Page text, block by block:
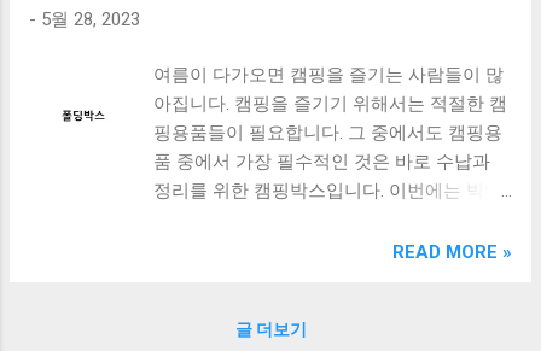
인해보세요. 추가할인 확인하기 상품 하나를 사더라도 종류
루투스키보드 같은 상품을 고를 때는 더 고민이 많을 수 밖에
없습니다. 다양한 상품들을 상세스펙 과 가격 을 꼼꼼히 비교
해서 구매하실 수 있도록 순위 추천 해드릴게요. 특가상품 보
러가기 추천상품 Best 유니콘 멀티페어링 스마트폰 태블릿
거치형 저소음 블루투스 키보드, BK-500SB, 일반형, 블랙 유
- 5월 28, 2023
여름이 다가오면 캠핑을 즐기는 사람들이 많
아집니다. 캠핑을 즐기기 위해서는 적절한 캠
핑용품들이 필요합니다. 그 중에서도 캠핑용
품 중에서 가장 필수적인 것은 바로 수납과
정리를 위한 캠핑박스입니다. 이번에는 빅앤
폴딩박스 세 가지 제품을 소개해드리겠습니
품입니다. 이제부터 각 제품의 특징과 장점에
READ MORE »
글 더보기